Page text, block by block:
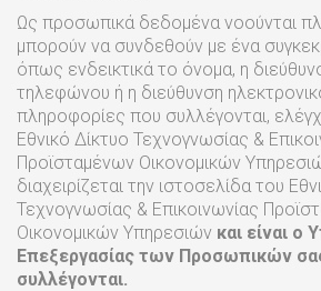
Ως προσωπικά δεδομένα νοούνται
μπορούν να συνδεθούν με ένα
όπως ενδεικτικά το όνομα, η
τηλεφώνου ή η διεύθυνση
πληροφορίες που συλλέγονται,
Εθνικό Δίκτυο Τεχνογνωσίας &
Προϊσταμένων Οικονομικών
διαχειρίζεται την ιστοσελίδα του
Τεχνογνωσίας & Επικοινωνίας
Οικονομικών Υπηρεσιών και είναι ο
Επεξεργασίας των Προσωπικών
συλλέγονται.